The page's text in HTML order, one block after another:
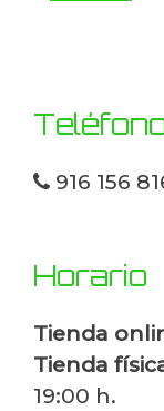
916 156
Horario
Tienda
Tienda
19:00 h.